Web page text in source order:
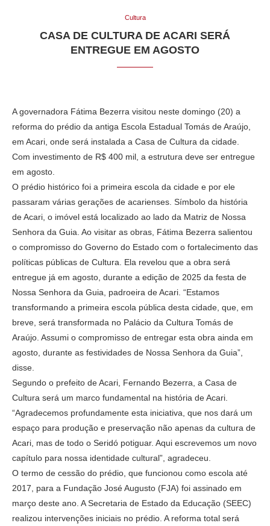
Cultura
CASA DE CULTURA DE ACARI SERÁ
ENTREGUE EM AGOSTO
A governadora Fátima Bezerra visitou neste domingo (20) a
reforma do prédio da antiga Escola Estadual Tomás de Araújo,
em Acari, onde será instalada a Casa de Cultura da cidade.
Com investimento de R$ 400 mil, a estrutura deve ser entregue
em agosto.
O prédio histórico foi a primeira escola da cidade e por ele
passaram várias gerações de acarienses. Símbolo da história
de Acari, o imóvel está localizado ao lado da Matriz de Nossa
Senhora da Guia. Ao visitar as obras, Fátima Bezerra salientou
o compromisso do Governo do Estado com o fortalecimento das
políticas públicas de Cultura. Ela revelou que a obra será
entregue já em agosto, durante a edição de 2025 da festa de
Nossa Senhora da Guia, padroeira de Acari. “Estamos
transformando a primeira escola pública desta cidade, que, em
breve, será transformada no Palácio da Cultura Tomás de
Araújo. Assumi o compromisso de entregar esta obra ainda em
agosto, durante as festividades de Nossa Senhora da Guia”,
disse.
Segundo o prefeito de Acari, Fernando Bezerra, a Casa de
Cultura será um marco fundamental na história de Acari.
“Agradecemos profundamente esta iniciativa, que nos dará um
espaço para produção e preservação não apenas da cultura de
Acari, mas de todo o Seridó potiguar. Aqui escrevemos um novo
capítulo para nossa identidade cultural”, agradeceu.
O termo de cessão do prédio, que funcionou como escola até
2017, para a Fundação José Augusto (FJA) foi assinado em
março deste ano. A Secretaria de Estado da Educação (SEEC)
realizou intervenções iniciais no prédio. A reforma total será